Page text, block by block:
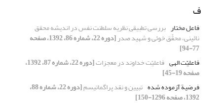
ف
فاعل مختار بررسی تطبیقی نظریه سلطنت نفس در اندیشه محقق
نائینی، محقّق خوئی و شهید صدر [دوره 22، شماره 86، 1392، صفحه
77-94]
فاعلیّت الهی فاعلیّت خداوند در معجزات [دوره 22، شماره 87، 1392،
صفحه 19-45]
فرضیة آزموده شده تبیین و نقد پراگماتیسم [دوره 22، شماره 88،
1392، صفحه 1296-150]